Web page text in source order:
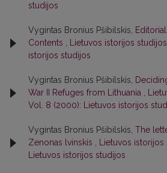
studijos
Vygintas Bronius Pšibilskis,
Contents
Lietuvos istorijos
istorijos studijos
Vygintas Bronius Pšibilskis,
War II Refuges from Lithuania
Vol. 8 (2000): Lietuvos istorijos
Vygintas Bronius Pšibilskis, The
Zenonas lvinskis
Lietuvos
Lietuvos istorijos studijos